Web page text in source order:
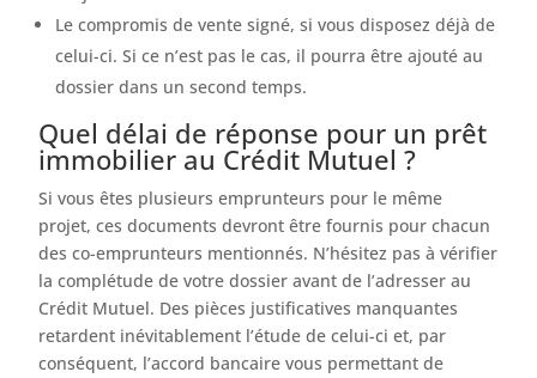
Le compromis de vente signé, si vous disposez déjà de
celui-ci. Si ce n’est pas le cas, il pourra être ajouté au
dossier dans un second temps.
Quel délai de réponse pour un prêt
immobilier au Crédit Mutuel ?
Si vous êtes plusieurs emprunteurs pour le même
projet, ces documents devront être fournis pour chacun
des co-emprunteurs mentionnés. N’hésitez pas à vérifier
la complétude de votre dossier avant de l’adresser au
Crédit Mutuel. Des pièces justificatives manquantes
retardent inévitablement l’étude de celui-ci et, par
conséquent, l’accord bancaire vous permettant de